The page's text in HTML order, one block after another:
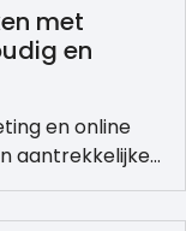
met
en
en online
aantrekkelijke…